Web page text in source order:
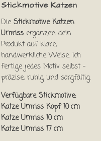
Stickmotive Katzen
Die Stickmotive Katzen
Umriss ergänzen dein
Produkt auf klare,
handwerkliche Weise. Ich
fertige jedes Motiv selbst –
präzise, ruhig und sorgfältig.
Verfügbare Stickmotive:
Katze Umriss Kopf 10 cm
Katze Umriss 10 cm
Katze Umriss 17 cm